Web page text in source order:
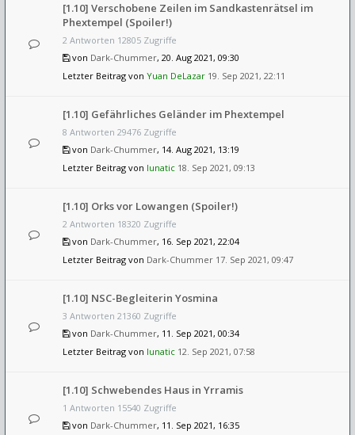
[1.10] Verschobene Zeilen im Sandkastenrätsel im
Phextempel (Spoiler!)
2 Antworten 12805 Zugriffe
von Dark-Chummer, 20. Aug 2021, 09:30
Letzter Beitrag von Yuan DeLazar 19. Sep 2021, 22:11
[1.10] Gefährliches Geländer im Phextempel
8 Antworten 29476 Zugriffe
von Dark-Chummer, 14. Aug 2021, 13:19
Letzter Beitrag von lunatic 18. Sep 2021, 09:13
[1.10] Orks vor Lowangen (Spoiler!)
2 Antworten 18320 Zugriffe
von Dark-Chummer, 16. Sep 2021, 22:04
Letzter Beitrag von Dark-Chummer 17. Sep 2021, 09:47
[1.10] NSC-Begleiterin Yosmina
3 Antworten 21360 Zugriffe
von Dark-Chummer, 11. Sep 2021, 00:34
Letzter Beitrag von lunatic 12. Sep 2021, 07:58
[1.10] Schwebendes Haus in Yrramis
1 Antworten 15540 Zugriffe
von Dark-Chummer, 11. Sep 2021, 16:35